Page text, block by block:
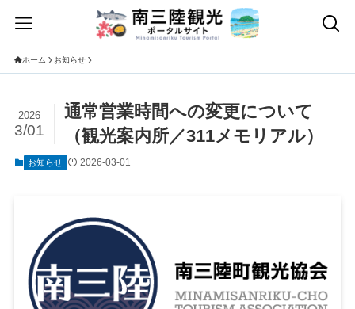
ホーム お知らせ
通常営業時間への変更について
（観光案内所／311メモリアル）
2026
3/01
お知らせ 2026-03-01